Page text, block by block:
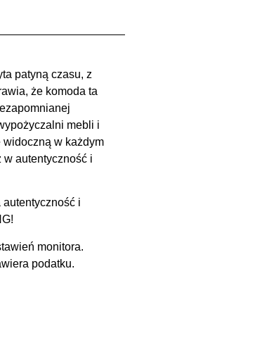
patyną czasu, z
że komoda ta
mebli i
widoczną w każdym
autentyczność i
autentyczność i
monitora.
podatku.